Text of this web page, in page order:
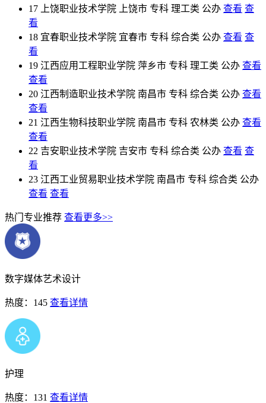
17
上饶职业技术学院 上饶市 专科 理工类 公办 查看 查
看
18 宜春职业技术学院 宜春市 专科 综合类 公办 查看 查
看
19 江西应用工程职业学院 萍乡市 专科 理工类 公办 查看
查看
20 江西制造职业技术学院 南昌市 专科 综合类 公办 查看
查看
21 江西生物科技职业学院 南昌市 专科 农林类 公办 查看
查看
22 吉安职业技术学院 吉安市 专科 综合类 公办 查看 查
看
23 江西工业贸易职业技术学院 南昌市 专科 综合类 公办
查看 查看
热门专业推荐 查看更多>>
数字媒体艺术设计
热度：145 查看详情
护理
热度：131 查看详情